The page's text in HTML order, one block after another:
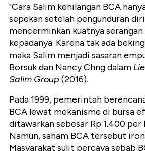
"Cara Salim kehilangan BCA
sepekan setelah pengunduran
mencerminkan kuatnya
kepadanya. Karena tak ada
maka Salim menjadi sasaran
Borsuk dan Nancy Chng dalam
Salim Group (2016).
Pada 1999, pemerintah
BCA lewat mekanisme di bursa
ditawarkan sebesar Rp 1.400 per
Namun, saham BCA tersebut
Masyarakat sulit percaya sebab